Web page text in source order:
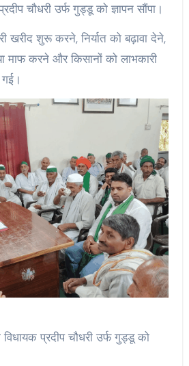
चौधरी उर्फ गुड्डू को ज्ञापन सौंपा।
खरीद शुरू करने, निर्यात को बढ़ावा देने,
माफ करने और किसानों को लाभकारी
प्रदीप चौधरी उर्फ गुड्डू को